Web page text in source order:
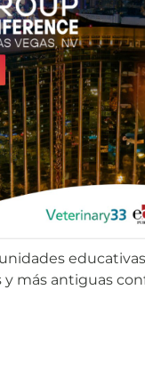
más antiguas